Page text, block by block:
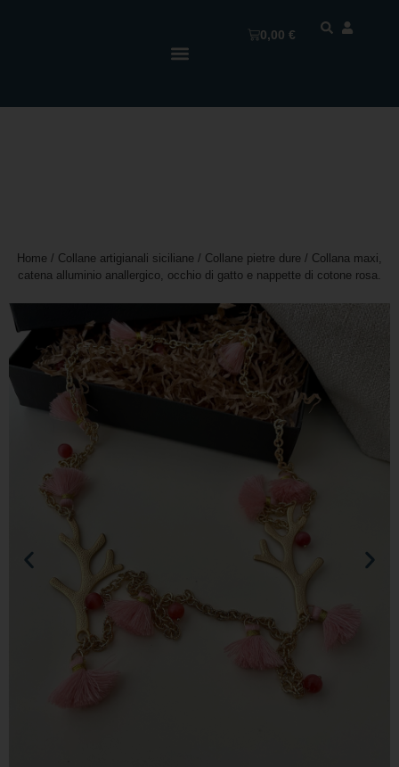
0,00€
Home / Collane artigianali siciliane / Collane pietre dure / Collana maxi,
catena alluminio anallergico, occhio di gatto e nappette di cotone rosa.